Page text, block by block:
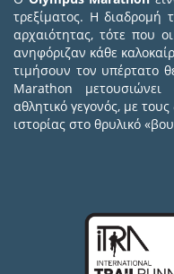
τρεξίματος. Η διαδρομή
αρχαιότητας, τότε που
ανηφόριζαν κάθε
τιμήσουν τον υπέρτατο
Marathon
αθλητικό γεγονός, με
ιστορίας στο θρυλικό